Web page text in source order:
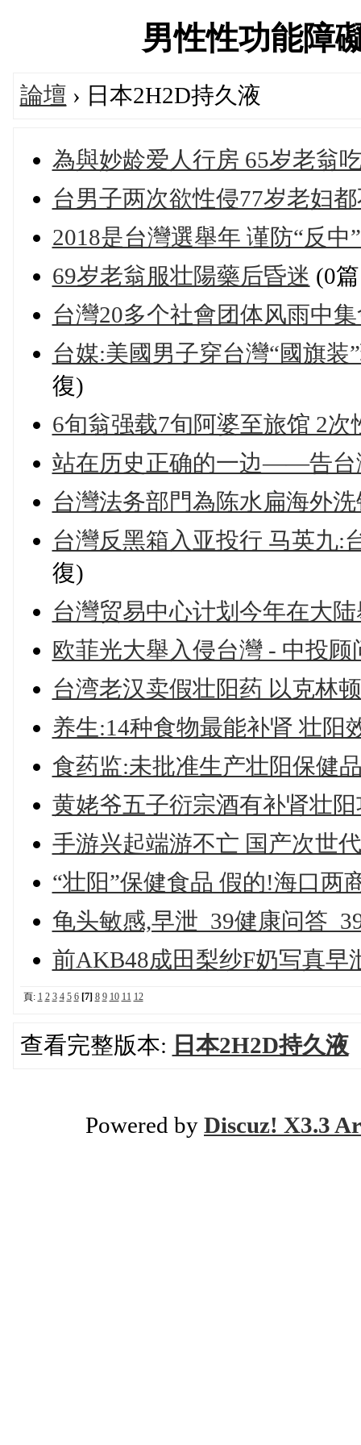
男性性功能障
論壇 › 日本2H2D持久液
為與妙龄爱人行房 65岁老翁
台男子两次欲性侵77岁老妇
2018是台灣選舉年 谨防“反
69岁老翁服壮陽藥后昏迷 (0
台灣20多个社會团体风雨中
台媒:美國男子穿台灣“國旗
復)
6旬翁强载7旬阿婆至旅馆 2
站在历史正确的一边——告台
台灣法务部門為陈水扁海外
台灣反黑箱入亚投行 马英九:
復)
台灣贸易中心计划今年在大
欧菲光大舉入侵台灣 - 中投
台湾老汉卖假壮阳药 以克林
养生:14种食物最能补肾 壮阳
食药监:未批准生产壮阳保健
黄姥爷五子衍宗酒有补肾壮阳
手游兴起端游不亡 国产次世
“壮阳”保健食品 假的!海口两
龟头敏感,早泄_39健康问答
前AKB48成田梨纱F奶写真早
頁: 1 2 3 4 5 6 [7] 8 9 10 11 12
查看完整版本: 日本2H2D持久液
Powered by Discuz! X3.3